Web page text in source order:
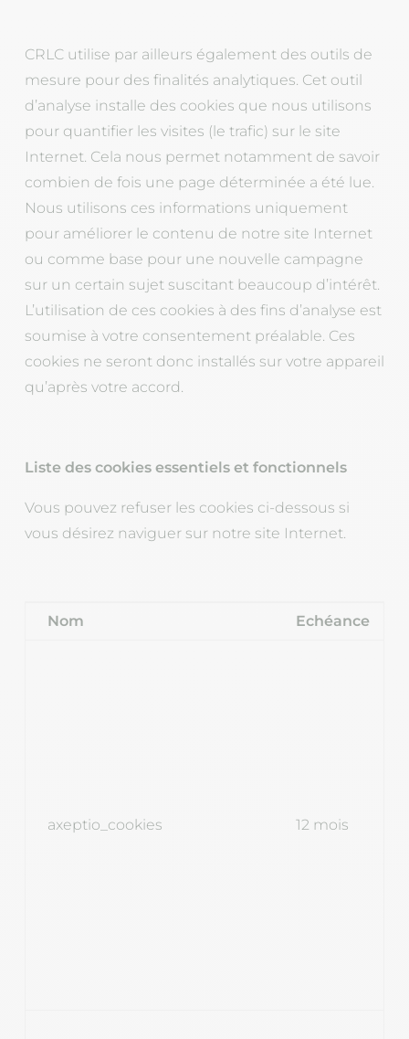
CRLC utilise par ailleurs également des outils de
mesure pour des finalités analytiques. Cet outil
d’analyse installe des cookies que nous utilisons
pour quantifier les visites (le trafic) sur le site
Internet. Cela nous permet notamment de savoir
combien de fois une page déterminée a été lue.
Nous utilisons ces informations uniquement
pour améliorer le contenu de notre site Internet
ou comme base pour une nouvelle campagne
sur un certain sujet suscitant beaucoup d’intérêt.
L’utilisation de ces cookies à des fins d’analyse est
soumise à votre consentement préalable. Ces
cookies ne seront donc installés sur votre appareil
qu’après votre accord.
Liste des cookies essentiels et fonctionnels
Vous pouvez refuser les cookies ci-dessous si
vous désirez naviguer sur notre site Internet.
Nom Echéance
axeptio_cookies 12 mois